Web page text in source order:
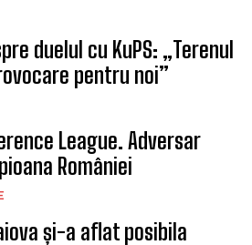
duelul cu KuPS: „Terenul
pentru noi”
League. Adversar
României
și-a aflat posibila